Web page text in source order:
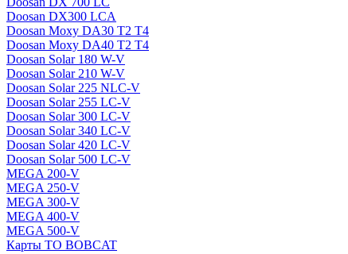
Doosan DX300 LCA
Doosan Moxy DA30 T2 T4
Doosan Moxy DA40 T2 T4
Doosan Solar 180 W-V
Doosan Solar 210 W-V
Doosan Solar 225 NLC-V
Doosan Solar 255 LC-V
Doosan Solar 300 LC-V
Doosan Solar 340 LC-V
Doosan Solar 420 LC-V
Doosan Solar 500 LC-V
MEGA 200-V
MEGA 250-V
MEGA 300-V
MEGA 400-V
MEGA 500-V
Карты ТО BOBCAT